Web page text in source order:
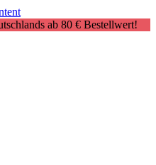
ab 80 € Bestellwert!